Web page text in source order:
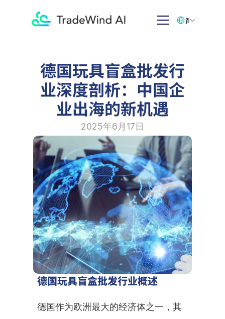
德国玩具盲盒批发行
业深度剖析：中国企
业出海的新机遇
2025年6月17日
德国玩具盲盒批发行业概述
德国作为欧洲最大的经济体之一，其
简体中文